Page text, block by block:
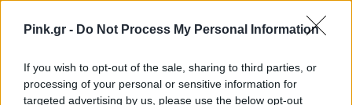
Pink.gr - Do Not Process My Personal Information
If you wish to opt-out of the sale, sharing to third parties, or
processing of your personal or sensitive information for
targeted advertising by us, please use the below opt-out
Η ενέργεια των άστρων σας
περισσότερο προς τον κόσμο, τον
πολιτισμό και άλλο τρόπο σκέψης.